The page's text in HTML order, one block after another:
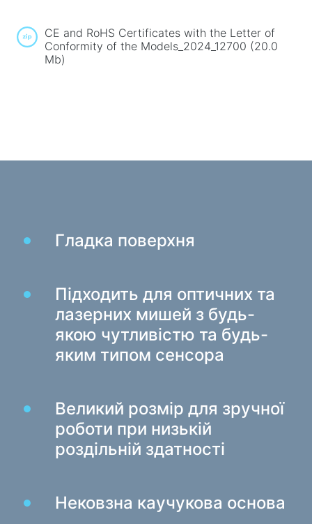
Ігрові столи
Ігрові маніпулятори
Фурнітура та запчастини для стільців
Корпуси для ПК
Захист електроживлення
Силові подовжувачі
Електричні подовжувачі
Мережеві фільтри
Вилка розгалужувач
Зарядки, живлення
CE and RoHS Сertificates with the Letter of
Conformity of the Models_2024_12700 (20.0
Mb)
Гладка поверхня
Підходить для оптичних та
лазерних мишей з будь-
якою чутливістю та будь-
яким типом сенсора
Великий розмір для зручної
роботи при низькій
роздільній здатності
Нековзна каучукова основа